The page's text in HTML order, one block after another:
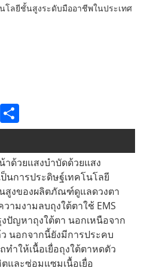
โลยีชั้นสูงระดับมืออาชีพในประเทศ
LinkedIn
ด้วยแสงบำบัดด้วยแสง
นการประดิษฐ์เทคโนโลยี
สูงของผลิตภัณฑ์ดูแลดวงตา
ามงามลบถุงใต้ตาใช้ EMS
ปัญหาถุงใต้ตา นอกเหนือจาก
นอกจากนี้ยังมีการประคบ
ำให้เนื้อเยื่อถุงใต้ตาหดตัว
และซ่อมแซมเนื้อเยื่อ